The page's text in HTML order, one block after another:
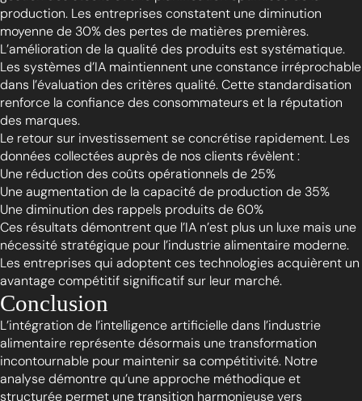
production. Les entreprises constatent une diminution
moyenne de 30% des pertes de matières premières.
L’amélioration de la qualité des produits est systématique.
Les systèmes d’IA maintiennent une constance irréprochable
dans l’évaluation des critères qualité. Cette standardisation
renforce la confiance des consommateurs et la réputation
des marques.
Le retour sur investissement se concrétise rapidement. Les
données collectées auprès de nos clients révèlent :
Une réduction des coûts opérationnels de 25%
Une augmentation de la capacité de production de 35%
Une diminution des rappels produits de 60%
Ces résultats démontrent que l’IA n’est plus un luxe mais une
nécessité stratégique pour l’industrie alimentaire moderne.
Les entreprises qui adoptent ces technologies acquièrent un
avantage compétitif significatif sur leur marché.
Conclusion
L’intégration de l’intelligence artificielle dans l’industrie
alimentaire représente désormais une transformation
incontournable pour maintenir sa compétitivité. Notre
analyse démontre qu’une approche méthodique et
structurée permet une transition harmonieuse vers